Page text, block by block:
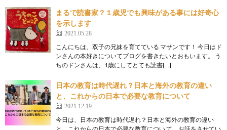
まるで読書家？１歳児でも興味がある事には好奇心
を示します
2021.05.28
こんにちは、双子の兄妹を育てている マサンです！ 今日はド
ンさんの本好きについてブログを書きたいとおもいます。 う
ちのドンさんは、1歳にしてとても読書[…]
日本の教育は時代遅れ？日本と海外の教育の違い
と、これからの日本で必要な教育について
2021.12.19
今日は、日本の教育は時代遅れ？日本と海外の教育の違い